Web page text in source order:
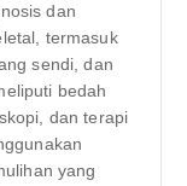
dan
termasuk
sendi, dan
bedah
dan terapi
yang